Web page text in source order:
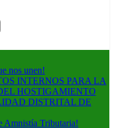
nos unen!
INTERNOS PARA LA
HOSTIGAMIENTO
DISTRITAL DE
Amnistía Tributaria!